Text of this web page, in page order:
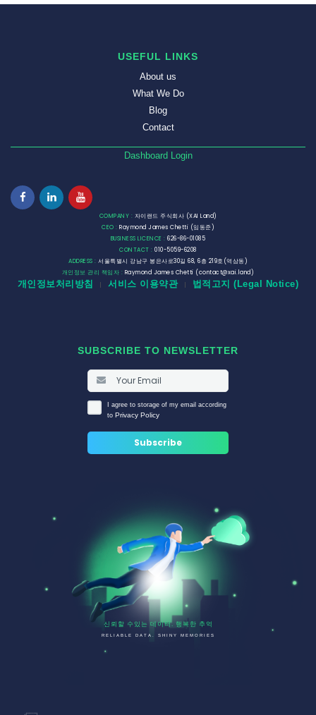
USEFUL LINKS
About us
What We Do
Blog
Contact
Dashboard Login
COMPANY : 자이랜드 주식회사 (XAI Land)
CEO : Raymond James Chetti (임동준)
BUSINESS LICENCE : 626-86-01085
CONTACT : 010-5059-6208
ADDRESS : 서울특별시 강남구 봉은사로30길 68, 6층 219호(역삼동)
개인정보 관리 책임자 : Raymond James Chetti (contact@xai.land)
개인정보처리방침 서비스 이용약관 법적고지 (Legal Notice)
SUBSCRIBE TO NEWSLETTER
I agree to storage of my email according
to Privacy Policy
신뢰할 수있는 데이터. 행복한 추억
RELIABLE DATA. SHINY MEMORIES